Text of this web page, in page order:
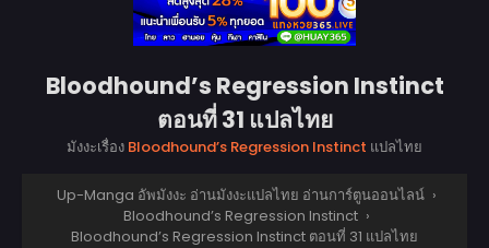
Bloodhound’s Regression Instinct
ตอนที่ 31 แปลไทย
มังงะเรื่อง Bloodhound’s Regression Instinct แปลไทย
Up-Manga อัพมังงะ อ่านมังงะแปลไทย อ่านการ์ตูนออนไลน์ ›
Bloodhound’s Regression Instinct ›
Bloodhound’s Regression Instinct ตอนที่ 31 แปลไทย